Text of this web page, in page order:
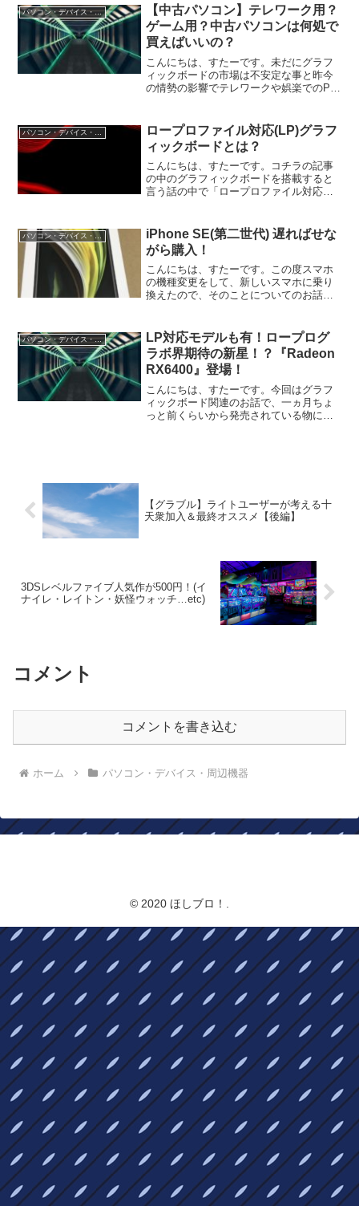
ってしまえば、なんでもいいって言うの
が答えになっちゃいます。...
パソコン・デバイス・周辺機器
【中古パソコン】テレワーク用？
ゲーム用？中古パソコンは何処で
買えばいいの？
こんにちは、すたーです。未だにグラフ
ィックボードの市場は不安定な事と昨今
の情勢の影響でテレワークや娯楽でのPC
ソコンの購入について少しお話をしたい
と思います。中古PC購...
ロープロファイル対応(LP)グラフ
ィックボードとは？
こんにちは、すたーです。コチラの記事
の中のグラフィックボードを搭載すると
言う話の中で「ロープロファイル対応の
の記事です。ロープロファイル対応グラ
ボとはスリム型やサイズの...
パソコン・デバイス・周辺機器
iPhone SE(第二世代) 遅ればせな
がら購入！
こんにちは、すたーです。この度スマホ
の機種変更をして、新しいスマホに乗り
換えたので、そのことについてのお話を
iPhone7 さんにお別れを告げて、現行...
パソコン・デバイス・周辺機器
LP対応モデルも有！ロープログ
ラボ界期待の新星！？『Radeon
RX6400』登場！
こんにちは、すたーです。今回はグラフ
ィックボード関連のお話で、一ヵ月ちょ
っと前くらいから発売されている物につ
【グラブル】ライトユーザーが考える十
天衆加入＆最終オススメ【後編】
3DSレベルファイブ人気作が500円！(イ
ナイレ・レイトン・妖怪ウォッチ…etc)
コメント
コメントを書き込む
ホーム パソコン・デバイス・周辺機器
© 2020 ほしブロ！.